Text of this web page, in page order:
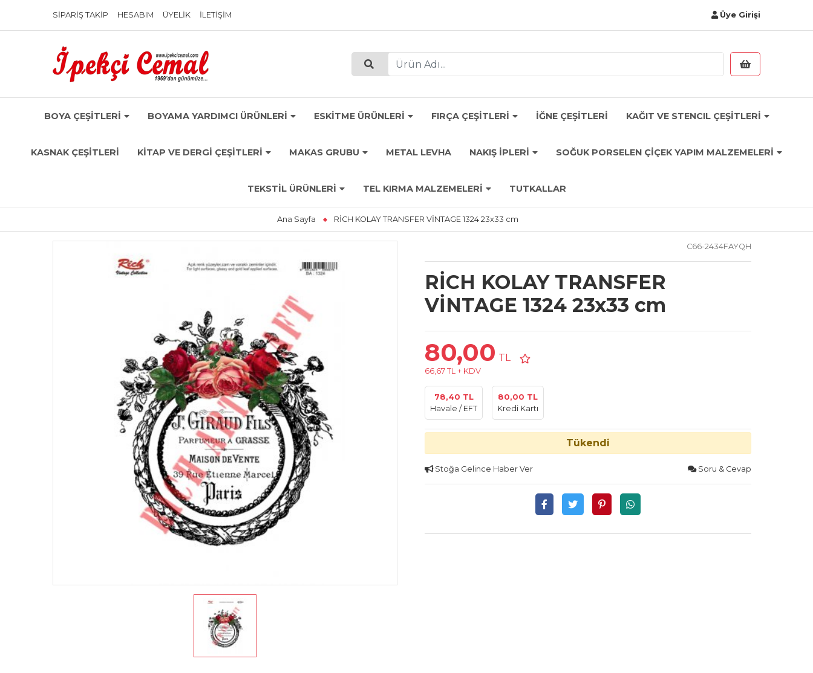
SIPARIŞ TAKIP HESABIM ÜYELIK İLETIŞIM Üye Girişi
BOYA ÇEŞİTLERİ BOYAMA YARDIMCI ÜRÜNLERİ ESKİTME ÜRÜNLERİ FIRÇA ÇEŞİTLERİ İĞNE ÇEŞİTLERİ KAĞIT VE STENCIL ÇEŞİTLERİ
KASNAK ÇEŞİTLERİ KİTAP VE DERGİ ÇEŞİTLERİ MAKAS GRUBU METAL LEVHA NAKIŞ İPLERİ SOĞUK PORSELEN ÇİÇEK YAPIM MALZEMELERİ
TEKSTİL ÜRÜNLERİ TEL KIRMA MALZEMELERİ TUTKALLAR
Ana Sayfa RİCH KOLAY TRANSFER VİNTAGE 1324 23x33 cm
C66-2434FAYQH
RİCH KOLAY TRANSFER
VİNTAGE 1324 23x33 cm
80,00 TL
66,67 TL + KDV
78,40 TL
Havale / EFT
80,00 TL
Kredi Kartı
Tükendi
Stoğa Gelince Haber Ver Soru & Cevap